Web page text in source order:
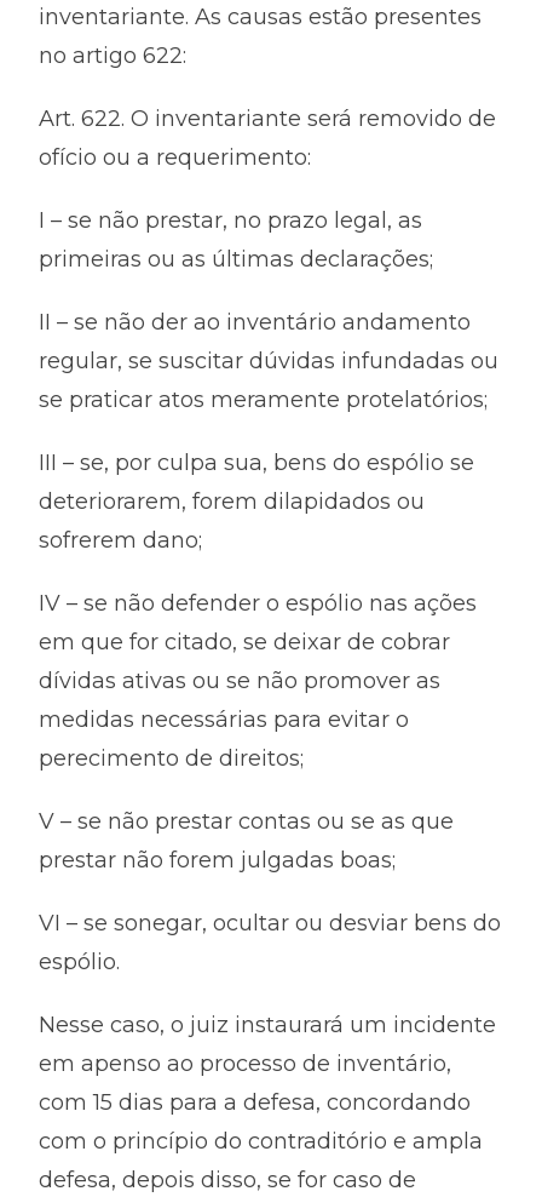
inventariante. As causas estão presentes
no artigo 622:
Art. 622. O inventariante será removido de
ofício ou a requerimento:
I – se não prestar, no prazo legal, as
primeiras ou as últimas declarações;
II – se não der ao inventário andamento
regular, se suscitar dúvidas infundadas ou
se praticar atos meramente protelatórios;
III – se, por culpa sua, bens do espólio se
deteriorarem, forem dilapidados ou
sofrerem dano;
IV – se não defender o espólio nas ações
em que for citado, se deixar de cobrar
dívidas ativas ou se não promover as
medidas necessárias para evitar o
perecimento de direitos;
V – se não prestar contas ou se as que
prestar não forem julgadas boas;
VI – se sonegar, ocultar ou desviar bens do
espólio.
Nesse caso, o juiz instaurará um incidente
em apenso ao processo de inventário,
com 15 dias para a defesa, concordando
com o princípio do contraditório e ampla
defesa, depois disso, se for caso de